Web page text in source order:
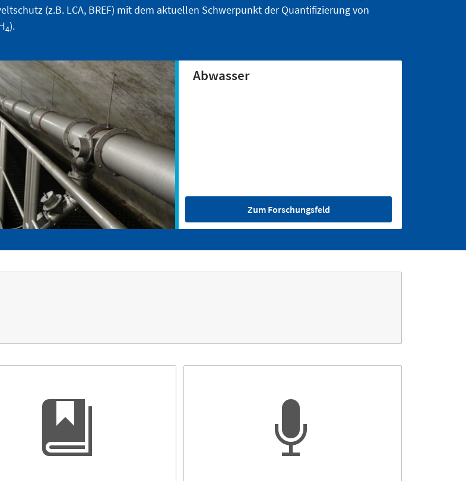
(z.B. LCA, BREF) mit dem aktuellen Schwerpunkt der Quantifizierung von
4).
Abwasser
Zum Forschungsfeld